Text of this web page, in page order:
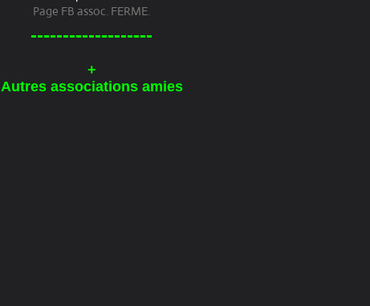
Page FB assoc. FERME.
-------------------
+
Autres associations amies